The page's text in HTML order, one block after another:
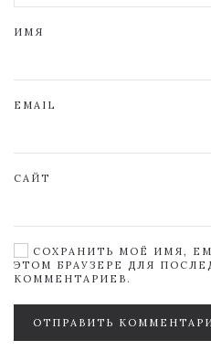
ИМЯ
EMAIL
САЙТ
СОХРАНИТЬ МОЁ ИМЯ,
ЭТОМ БРАУЗЕРЕ ДЛЯ
КОММЕНТАРИЕВ.
ОТПРАВИТЬ